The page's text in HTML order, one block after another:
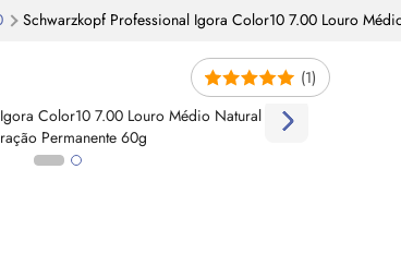
Schwarzkopf Professional Igora Color10 7.00 Louro
(1)